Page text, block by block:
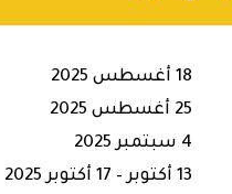
18 أغسطس 2025
25 أغسطس 2025
4 سبتمبر 2025
13 أكتوبر – 17 أكتوبر 2025